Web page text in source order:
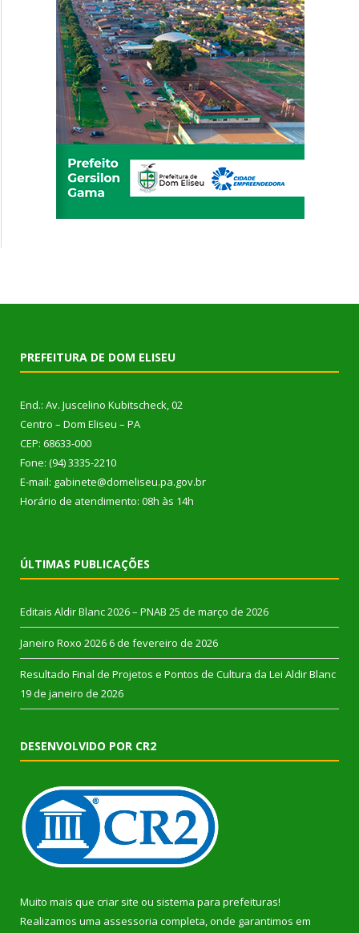
PREFEITURA DE DOM ELISEU
End.: Av. Juscelino Kubitscheck, 02
Centro – Dom Eliseu – PA
CEP: 68633-000
Fone: (94) 3335-2210
E-mail: gabinete@domeliseu.pa.gov.br
Horário de atendimento: 08h às 14h
ÚLTIMAS PUBLICAÇÕES
Editais Aldir Blanc 2026 – PNAB 25 de março de 2026
Janeiro Roxo 2026 6 de fevereiro de 2026
Resultado Final de Projetos e Pontos de Cultura da Lei Aldir Blanc
19 de janeiro de 2026
DESENVOLVIDO POR CR2
Muito mais que criar site ou sistema para prefeituras!
Realizamos uma assessoria completa, onde garantimos em